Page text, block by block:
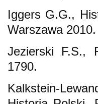
Iggers G.G.,
Warszawa 2010.
Jezierski F.S.,
1790.
Kalkstein-